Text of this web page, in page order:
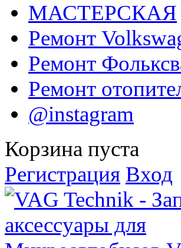
МАСТЕРСКАЯ
Ремонт
Ремонт
Ремонт
@instagram
Корзина пуста
Регистрация Вход